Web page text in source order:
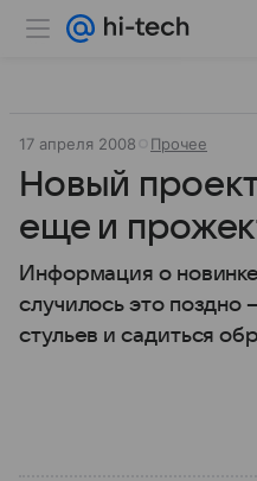
17 апреля 2008 Прочее
Новый
еще и
Информация о
случилось это поздно
стульев и садиться